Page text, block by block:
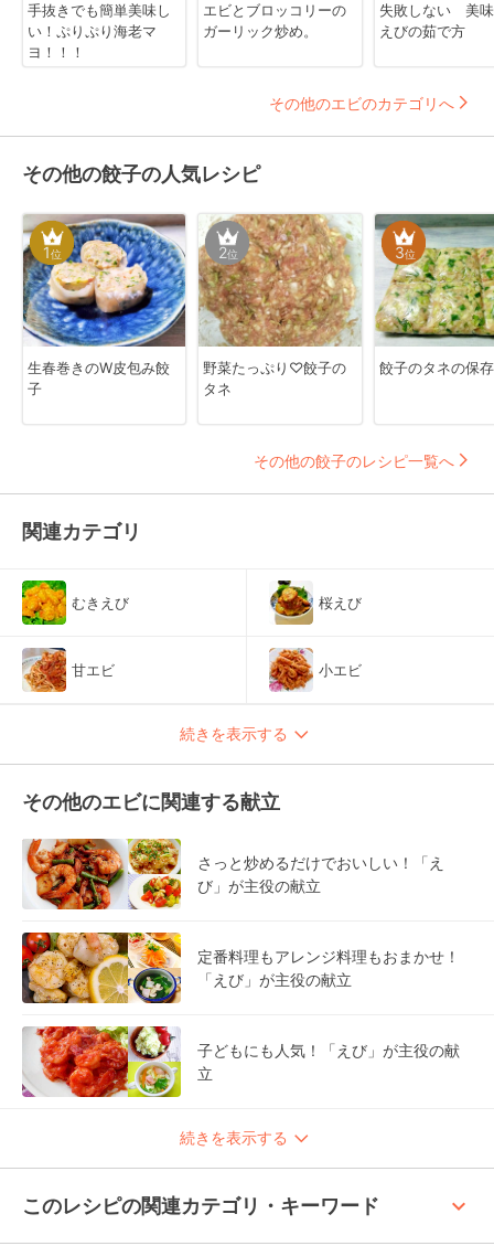
手抜きでも簡単美味し
い！ぷりぷり海老マ
ヨ！！！
エビとブロッコリーの
ガーリック炒め。
失敗しない 美
えびの茹で方
その他のエビのカテゴリへ
その他の餃子の人気レシピ
1位
生春巻きのW皮包み餃
子
2位
野菜たっぷり♡餃子の
タネ
3位
餃子のタネの保
その他の餃子のレシピ一覧へ
関連カテゴリ
むきえび 桜えび
甘エビ 小エビ
続きを表示する
その他のエビに関連する献立
さっと炒めるだけでおいしい！「え
び」が主役の献立
定番料理もアレンジ料理もおまかせ！
「えび」が主役の献立
子どもにも人気！「えび」が主役の献
立
続きを表示する
このレシピの関連カテゴリ・キーワード keyboard_arrow_up